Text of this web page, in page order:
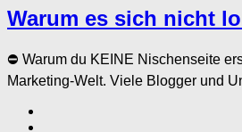
Warum es sich nicht
⛔️ Warum du KEINE Nischenseite
Marketing-Welt. Viele Blogger und